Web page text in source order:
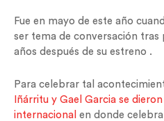
Fue en mayo de este año
ser tema de conversación tras
años después de su estreno .
Para celebrar tal
Iñárritu y Gael Garcia se
internacional en donde